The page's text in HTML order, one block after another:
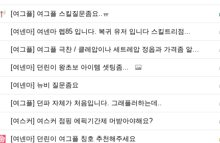
[여그플] 여그플 스킬질문좀요..ㅠ
[여넨마] 여넨마 렙85 입니다. 복귀 유저 입니다 스킬트리점...
[여그플] 여그플 극찬 / 클레압이나 세트레압 정옵과 가격좀 알려주세요
[여넨마] 던린이 왕초보 아이템 셋팅좀...
[여넨마] 뉴비 질문좀요
[여그플] 던파 자체가 처음입니다. 그래플러하는데..
[여스커] 여스커 점핑 에픽기간제 머받아야해요?
[여넨마] 던린이 여그플 칭호 추천해주세요